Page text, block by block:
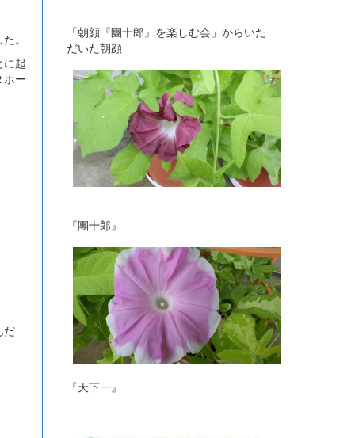
。
起
ー
だ
「朝顔『團十郎』を楽しむ会」からいた
だいた朝顔
『團十郎』
『天下一』